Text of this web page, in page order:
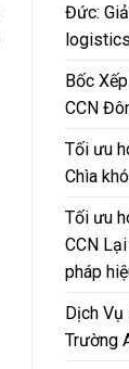
Đức:
Bốc
CCN
Tối ưu
Chìa
Tối ưu
CCN
pháp
Dịch Vụ
Trường